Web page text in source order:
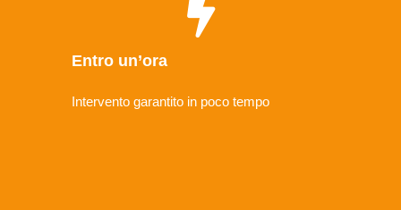
Entro un’ora
Intervento garantito in poco tempo